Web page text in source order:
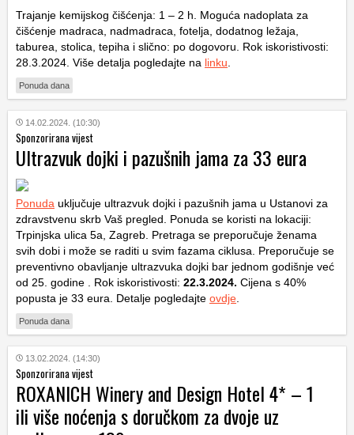
Trajanje kemijskog čišćenja: 1 – 2 h. Moguća nadoplata za
čišćenje madraca, nadmadraca, fotelja, dodatnog ležaja,
taburea, stolica, tepiha i slično: po dogovoru. Rok iskoristivosti:
28.3.2024. Više detalja pogledajte na linku
Ponuda dana
14.02.2024. (10:30)
Sponzorirana vijest
Ultrazvuk dojki i pazušnih jama za 33 eura
Ponuda uključuje ultrazvuk dojki i pazušnih jama u Ustanovi za
zdravstvenu skrb Vaš pregled. Ponuda se koristi na lokaciji:
Trpinjska ulica 5a, Zagreb. Pretraga se preporučuje ženama
svih dobi i može se raditi u svim fazama ciklusa. Preporučuje se
preventivno obavljanje ultrazvuka dojki bar jednom godišnje već
od 25. godine . Rok iskoristivosti: 22.3.2024. Cijena s 40%
popusta je 33 eura. Detalje pogledajte ovdje
Ponuda dana
13.02.2024. (14:30)
Sponzorirana vijest
ROXANICH Winery and Design Hotel 4* – 1
ili više noćenja s doručkom za dvoje uz